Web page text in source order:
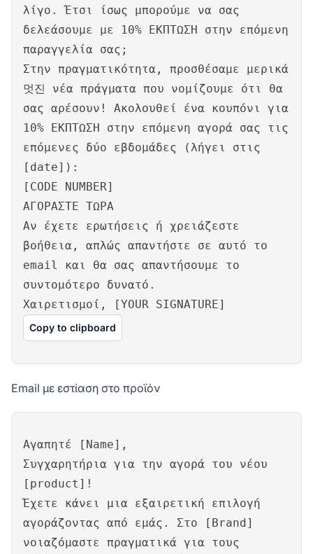
λίγο. Έτσι ίσως μπορούμε να σας
δελεάσουμε με 10% ΕΚΠΤΩΣΗ στην επόμενη
παραγγελία σας;
Στην πραγματικότητα, προσθέσαμε μερικά
멋진 νέα πράγματα που νομίζουμε ότι θα
σας αρέσουν! Ακολουθεί ένα κουπόνι για
10% ΕΚΠΤΩΣΗ στην επόμενη αγορά σας τις
επόμενες δύο εβδομάδες (λήγει στις
[date]):
[CODE NUMBER]
ΑΓΟΡΑΣΤΕ ΤΩΡΑ
Αν έχετε ερωτήσεις ή χρειάζεστε
βοήθεια, απλώς απαντήστε σε αυτό το
email και θα σας απαντήσουμε το
συντομότερο δυνατό.
Χαιρετισμοί, [YOUR SIGNATURE]
Copy to clipboard
Email με εστίαση στο προϊόν
Αγαπητέ [Name],
Συγχαρητήρια για την αγορά του νέου
[product]!
Έχετε κάνει μια εξαιρετική επιλογή
αγοράζοντας από εμάς. Στο [Brand]
νοιαζόμαστε πραγματικά για τους